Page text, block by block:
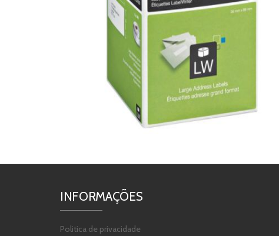
INFORMAÇÕES
Politica de privacidade